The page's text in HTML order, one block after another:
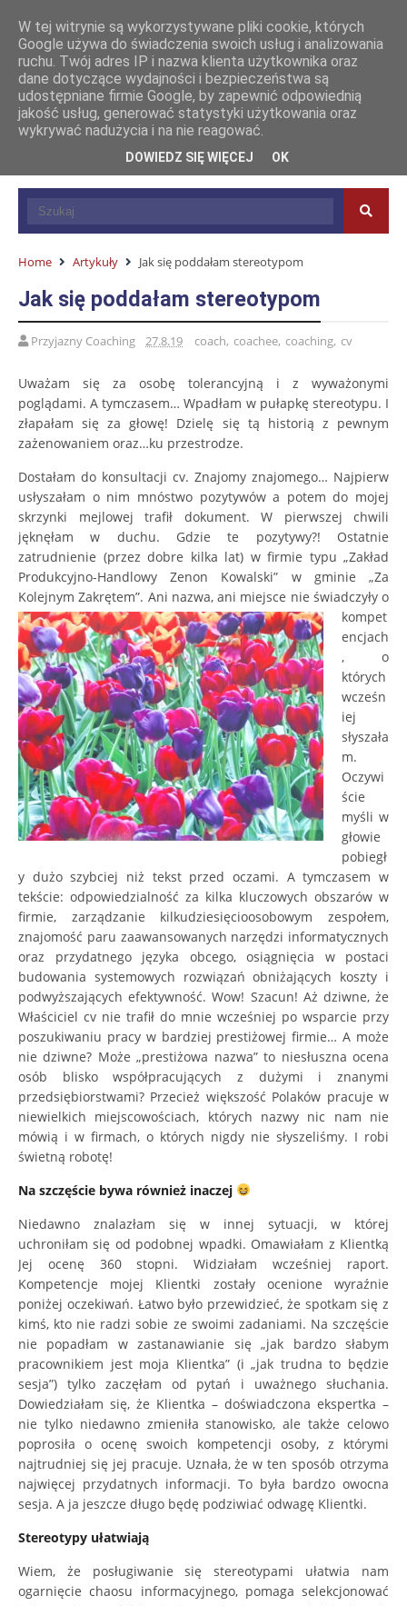
Home Artykuły Jak się poddałam stereotypom
Jak się poddałam stereotypom
Przyjazny Coaching 27.8.19 coach, coachee, coaching, cv
Uważam się za osobę tolerancyjną i z wyważonymi
poglądami. A tymczasem… Wpadłam w pułapkę stereotypu. I
złapałam się za głowę! Dzielę się tą historią z pewnym
zażenowaniem oraz…ku przestrodze.
Dostałam do konsultacji cv. Znajomy znajomego… Najpierw
usłyszałam o nim mnóstwo pozytywów a potem do mojej
skrzynki mejlowej trafił dokument. W pierwszej chwili
jęknęłam w duchu. Gdzie te pozytywy?! Ostatnie
zatrudnienie (przez dobre kilka lat) w firmie typu „Zakład
Produkcyjno-Handlowy Zenon Kowalski” w gminie „Za
Kolejnym Zakrętem”. Ani nazwa, ani miejsce nie świadczyły o
kompet
encjach
, o
których
wcześn
iej
słyszała
m.
Oczywi
ście
myśli w
głowie
pobiegł
y dużo szybciej niż tekst przed oczami. A tymczasem w
tekście: odpowiedzialność za kilka kluczowych obszarów w
firmie, zarządzanie kilkudziesięcioosobowym zespołem,
znajomość paru zaawansowanych narzędzi informatycznych
oraz przydatnego języka obcego, osiągnięcia w postaci
budowania systemowych rozwiązań obniżających koszty i
podwyższających efektywność. Wow! Szacun! Aż dziwne, że
Właściciel cv nie trafił do mnie wcześniej po wsparcie przy
poszukiwaniu pracy w bardziej prestiżowej firmie… A może
nie dziwne? Może „prestiżowa nazwa” to niesłuszna ocena
osób blisko współpracujących z dużymi i znanymi
przedsiębiorstwami? Przecież większość Polaków pracuje w
niewielkich miejscowościach, których nazwy nic nam nie
mówią i w firmach, o których nigdy nie słyszeliśmy. I robi
świetną robotę!
Na szczęście bywa również inaczej
Niedawno znalazłam się w innej sytuacji, w której
uchroniłam się od podobnej wpadki. Omawiałam z Klientką
Jej ocenę 360 stopni. Widziałam wcześniej raport.
Kompetencje mojej Klientki zostały ocenione wyraźnie
poniżej oczekiwań. Łatwo było przewidzieć, że spotkam się z
kimś, kto nie radzi sobie ze swoimi zadaniami. Na szczęście
nie popadłam w zastanawianie się „jak bardzo słabym
pracownikiem jest moja Klientka” (i „jak trudna to będzie
sesja”) tylko zaczęłam od pytań i uważnego słuchania.
Dowiedziałam się, że Klientka – doświadczona ekspertka –
nie tylko niedawno zmieniła stanowisko, ale także celowo
poprosiła o ocenę swoich kompetencji osoby, z którymi
najtrudniej się jej pracuje. Uznała, że w ten sposób otrzyma
najwięcej przydatnych informacji. To była bardzo owocna
sesja. A ja jeszcze długo będę podziwiać odwagę Klientki.
Stereotypy ułatwiają
Wiem, że posługiwanie się stereotypami ułatwia nam
ogarnięcie chaosu informacyjnego, pomaga selekcjonować
W tej witrynie są wykorzystywane pliki cookie, których
Google używa do świadczenia swoich usług i analizowania
ruchu. Twój adres IP i nazwa klienta użytkownika oraz
dane dotyczące wydajności i bezpieczeństwa są
udostępniane firmie Google, by zapewnić odpowiednią
jakość usług, generować statystyki użytkowania oraz
wykrywać nadużycia i na nie reagować.
DOWIEDZ SIĘ WIĘCEJ OK